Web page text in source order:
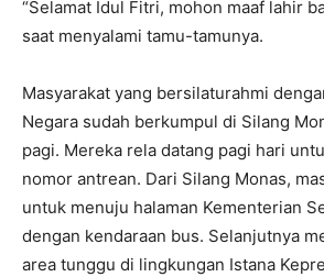
“Selamat Idul Fitri, mohon maaf lahir
saat menyalami tamu-tamunya.
Masyarakat yang bersilaturahmi
Negara sudah berkumpul di Silang
pagi. Mereka rela datang pagi hari
nomor antrean. Dari Silang Monas,
untuk menuju halaman Kementerian
dengan kendaraan bus. Selanjutnya
area tunggu di lingkungan Istana